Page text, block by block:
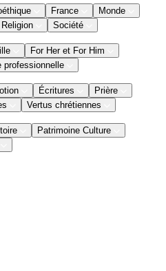
France
Monde
Religion Société
For Her et For Him
professionnelle
Écritures
Prière
Vertus chrétiennes
Patrimoine Culture